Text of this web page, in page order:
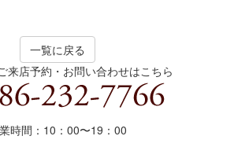
一覧に戻る
来店予約・お問い合わせはこちら
時間：10：00〜19 ： 00